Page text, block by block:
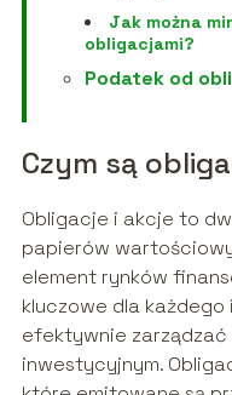
Jak można
obligacjami?
Podatek od
Czym są
Obligacje i akcje to
papierów
element rynków
kluczowe dla
efektywnie
inwestycyjnym.